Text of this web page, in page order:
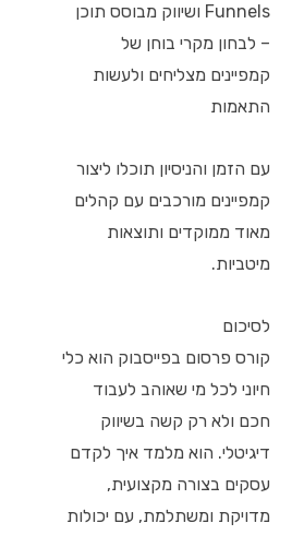
Funnels ושיווק מבוסס תוכן
– לבחון מקרי בוחן של
קמפיינים מצליחים ולעשות
התאמות
עם הזמן והניסיון תוכלו ליצור
קמפיינים מורכבים עם קהלים
מאוד ממוקדים ותוצאות
מיטביות.
לסיכום
קורס פרסום בפייסבוק הוא כלי
חיוני לכל מי שאוהב לעבוד
חכם ולא רק קשה בשיווק
דיגיטלי. הוא מלמד איך לקדם
עסקים בצורה מקצועית,
מדויקת ומשתלמת, עם יכולות